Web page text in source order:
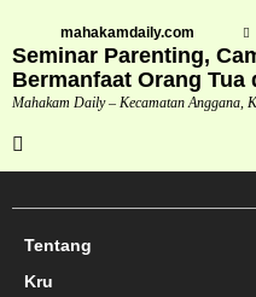
mahakamdaily.com
Seminar Parenting,
Bermanfaat Orang Tua
Mahakam Daily – Kecamatan Anggana,
Tentang
Kru